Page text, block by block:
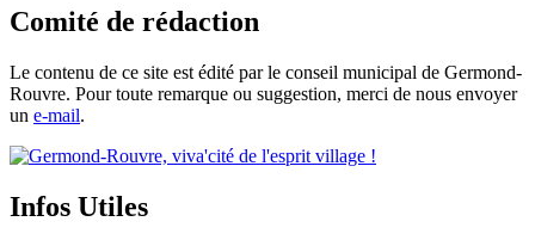
Comité de rédaction
Le contenu de ce site est édité par le conseil municipal de Germond-
Rouvre. Pour toute remarque ou suggestion, merci de nous envoyer
un e-mail.
Infos Utiles